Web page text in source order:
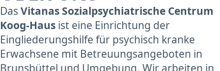
Das Vitanas Sozialpsychiatrische Centrum
Koog-Haus ist eine Einrichtung der
Eingliederungshilfe für psychisch kranke
Erwachsene mit Betreuungs­angeboten in
Brunsbüttel und Umgebung. Wir arbeiten in